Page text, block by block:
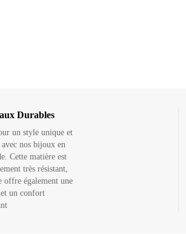
Durables
un style unique et
avec nos bijoux en
Cette matière est
très résistant,
offre également une
un confort